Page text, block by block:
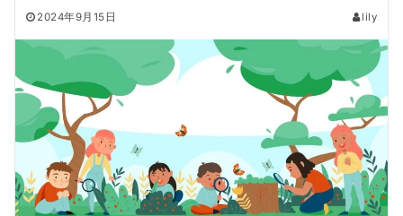
2024年9月15日 lily